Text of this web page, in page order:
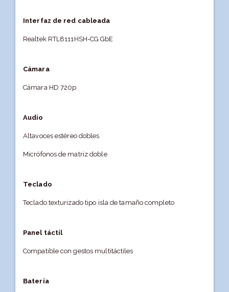
Interfaz de red cableada
Realtek RTL8111HSH-CG GbE
Cámara
Cámara HD 720p
Audio
Altavoces estéreo dobles
Micrófonos de matriz doble
Teclado
Teclado texturizado tipo isla de tamaño completo
Panel táctil
Compatible con gestos multitáctiles
Batería